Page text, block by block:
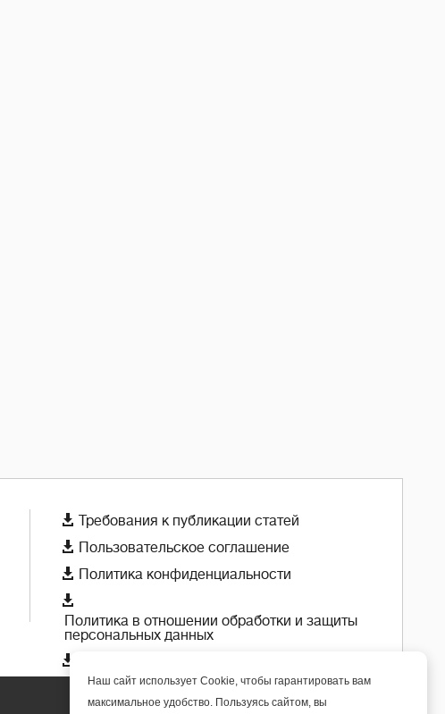
 Требования к публикации статей
 Пользовательское соглашение
 Политика конфиденциальности

Политика в отношении обработки и защиты
персональных данных

Наш сайт использует Cookie, чтобы гарантировать вам
максимальное удобство. Пользуясь сайтом, вы